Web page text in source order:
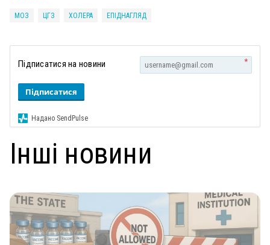
МОЗ ЦГЗ ХОЛЕРА ЕПІДНАГЛЯД
Підписатися на новини *
Підписатися
Надано SendPulse
Інші новини